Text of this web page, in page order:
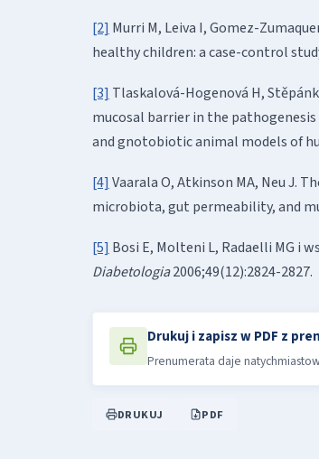
[2] Murri M, Leiva I, Gomez-
healthy children: a case-control
[3] Tlaskalová-Hogenová H,
mucosal barrier in the
and gnotobiotic animal models of
[4] Vaarala O, Atkinson MA, Neu J.
microbiota, gut permeability, and
[5] Bosi E, Molteni L, Radaelli MG i
Diabetologia2006;49(12):2824-2827.
Drukuj i zapisz w PDF z
Prenumerata daje
DRUKUJ PDF